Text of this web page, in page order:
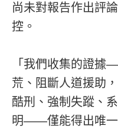
尚未對報告作出評
控。
「我們收集的證
荒、阻斷人道援助
酷刑、強制失蹤、
明——僅能得出唯一